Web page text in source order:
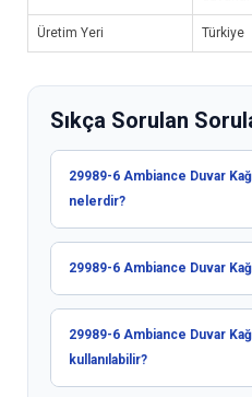
Üretim Yeri Türkiye
Sıkça Sorulan
29989-6 Ambiance Duvar
nelerdir?
29989-6 Ambiance Duvar
29989-6 Ambiance Duvar
kullanılabilir?